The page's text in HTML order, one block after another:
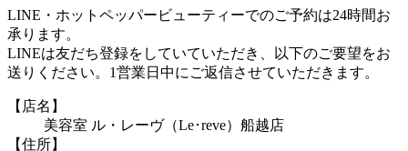
LINE・ホットペッパービューティーでのご予約は24時間お
承ります。
LINEは友だち登録をしていていただき、以下のご要望をお
送りください。1営業日中にご返信させていただきます。
【店名】
美容室 ル・レーヴ（Le･reve）船越店
【住所】